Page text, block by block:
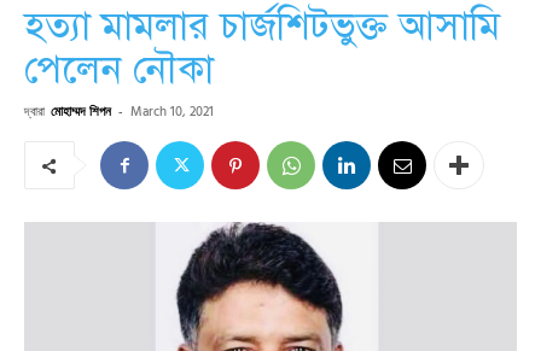
হত্যা মামলার চার্জশিটভুক্ত আসামি
পেলেন নৌকা
দ্বারা মোহাম্মদ শিপন - March 10, 2021